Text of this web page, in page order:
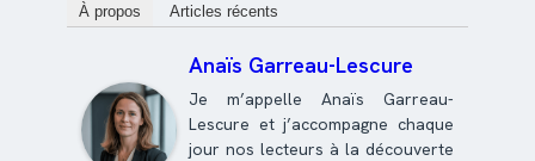
À propos Articles récents
Anaïs Garreau-Lescure
Je m’appelle Anaïs Garreau-
Lescure et j’accompagne chaque
jour nos lecteurs à la découverte